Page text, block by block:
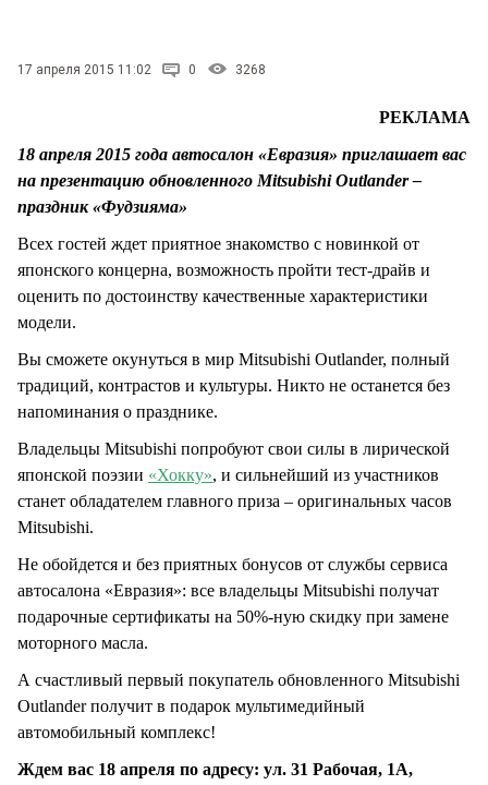
17 апреля 2015 11:02 0 3268
РЕКЛАМА
18 апреля 2015 года автосалон «Евразия» приглашает вас
на презентацию обновленного Mitsubishi Outlander –
праздник «Фудзияма»
Всех гостей ждет приятное знакомство с новинкой от
японского концерна, возможность пройти тест-драйв и
оценить по достоинству качественные характеристики
модели.
Вы сможете окунуться в мир Mitsubishi Outlander, полный
традиций, контрастов и культуры. Никто не останется без
напоминания о празднике.
Владельцы Mitsubishi попробуют свои силы в лирической
японской поэзии «Хокку», и сильнейший из участников
станет обладателем главного приза – оригинальных часов
Mitsubishi.
Не обойдется и без приятных бонусов от службы сервиса
автосалона «Евразия»: все владельцы Mitsubishi получат
подарочные сертификаты на 50%-ную скидку при замене
моторного масла.
А счастливый первый покупатель обновленного Mitsubishi
Outlander получит в подарок мультимедийный
автомобильный комплекс!
Ждем вас 18 апреля по адресу: ул. 31 Рабочая, 1А,